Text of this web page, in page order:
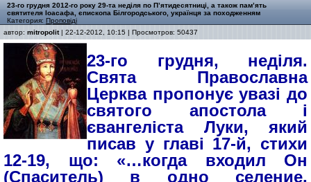
23-го грудня 2012-го року 29-та неділя по П’ятидесятниці, а також пам’ять
святителя Іоасафа, єпископа Білгородського, українця за походженням
Категория: Проповіді
автор: mitropolit| 22-12-2012, 10:15 | Просмотров: 50437
23-го грудня, неділя.
Свята Православна
Церква пропонує увазі до
святого апостола і
євангеліста Луки, який
писав у главі 17-й, стихи
12-19, що: «…когда входил Он
(Спаситель) в одно селение,